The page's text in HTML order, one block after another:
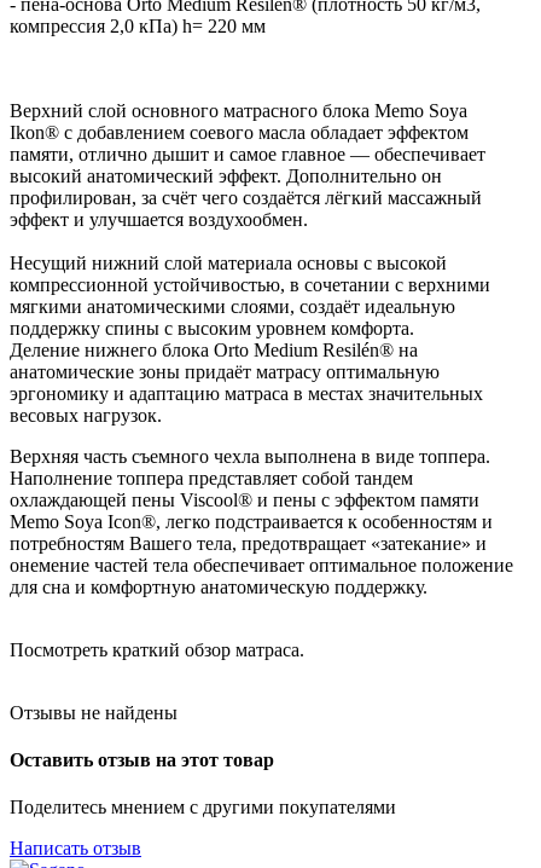
компрессия 2,0 кПа) h= 220 мм
Верхний слой основного матрасного блока Memo Soya
Ikon® с добавлением соевого масла обладает эффектом
памяти, отлично дышит и самое главное — обеспечивает
высокий анатомический эффект. Дополнительно он
профилирован, за счёт чего создаётся лёгкий массажный
эффект и улучшается воздухообмен.
Несущий нижний слой материала основы с высокой
компрессионной устойчивостью, в сочетании с верхними
мягкими анатомическими слоями, создаёт идеальную
поддержку спины с высоким уровнем комфорта.
Деление нижнего блока Orto Medium Resilén® на
анатомические зоны придаёт матрасу оптимальную
эргономику и адаптацию матраса в местах значительных
весовых нагрузок.
Верхняя часть съемного чехла выполнена в виде топпера.
Наполнение топпера представляет собой тандем
охлаждающей пены Viscool® и пены с эффектом памяти
Memo Soya Icon®, легко подстраивается к особенностям и
потребностям Вашего тела, предотвращает «затекание» и
онемение частей тела обеспечивает оптимальное положение
для сна и комфортную анатомическую поддержку.
Посмотреть краткий обзор матраса.
Отзывы не найдены
Оставить отзыв на этот товар
Поделитесь мнением с другими покупателями
Написать отзыв